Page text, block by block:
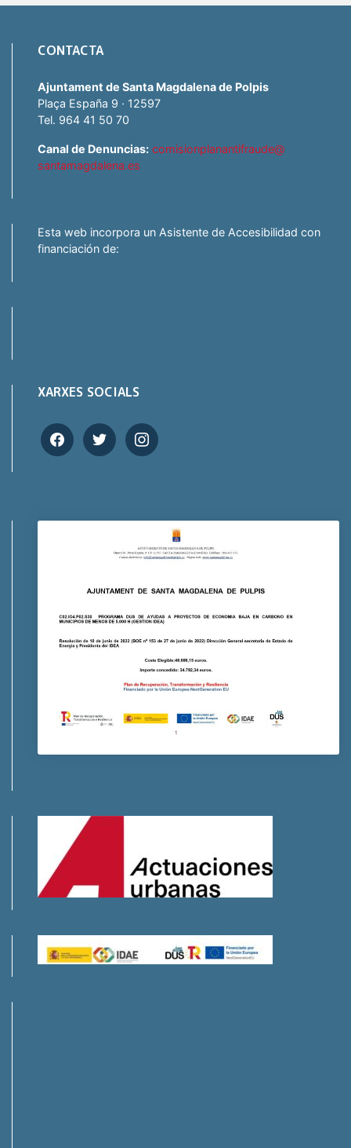
CONTACTA
Ajuntament de Santa Magdalena de Polpis
Plaça España 9 · 12597
Tel. 964 41 50 70
Canal de Denuncias: comisionplanantifraude@
santamagdalena.es
Esta web incorpora un Asistente de Accesibilidad con
financiación de:
XARXES SOCIALS
facebooktwitter instagram